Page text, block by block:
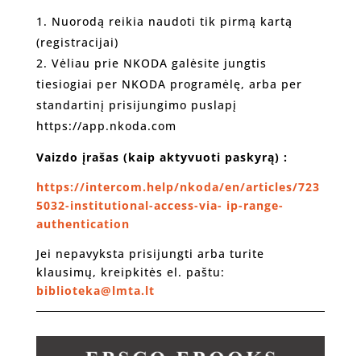
Nuorodą reikia naudoti tik pirmą kartą
(registracijai)
Vėliau prie NKODA galėsite jungtis
tiesiogiai per NKODA programėlę, arba per
standartinį prisijungimo puslapį
https://app.nkoda.com
Vaizdo įrašas (kaip aktyvuoti paskyrą) :
https://intercom.help/nkoda/en/articles/723
5032-institutional-access-via- ip-range-
authentication
Jei nepavyksta prisijungti arba turite
klausimų, kreipkitės el. paštu:
biblioteka@lmta.lt